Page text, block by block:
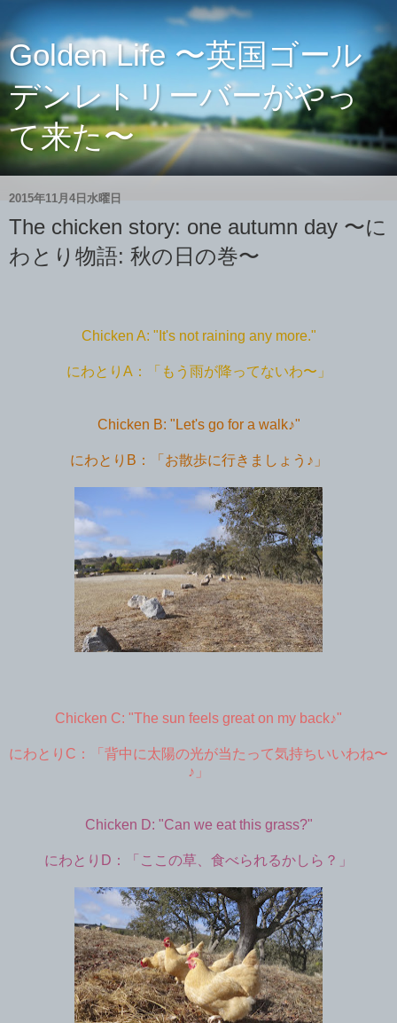
Golden Life 〜英国ゴール
デンレトリーバーがやっ
て来た〜
2015年11月4日水曜日
The chicken story: one autumn day 〜に
わとり物語: 秋の日の巻〜
Chicken A: "It's not raining any more."
にわとりA：「もう雨が降ってないわ〜」
Chicken B: "Let's go for a walk♪"
にわとりB：「お散歩に行きましょう♪」
Chicken C: "The sun feels great on my back♪"
にわとりC：「背中に太陽の光が当たって気持ちいいわね〜
♪」
Chicken D: "Can we eat this grass?"
にわとりD：「ここの草、食べられるかしら？」